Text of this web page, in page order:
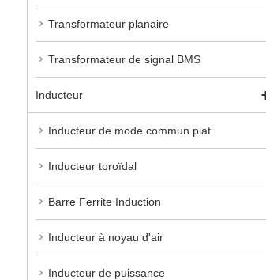
Transformateur planaire
Transformateur de signal BMS
Inducteur
Inducteur de mode commun plat
Inducteur toroïdal
Barre Ferrite Induction
Inducteur à noyau d'air
Inducteur de puissance